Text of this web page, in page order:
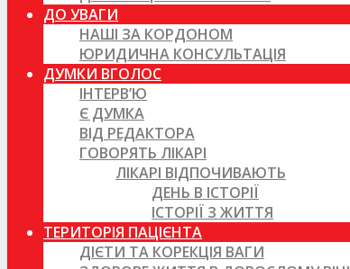
ДО УВАГИ
НАШІ ЗА КОРДОНОМ
ЮРИДИЧНА КОНСУЛЬТАЦІЯ
ДУМКИ ВГОЛОС
ІНТЕРВ’Ю
Є ДУМКА
ВІД РЕДАКТОРА
ГОВОРЯТЬ ЛІКАРІ
ЛІКАРІ ВІДПОЧИВАЮТЬ
ДЕНЬ В ІСТОРІЇ
ІСТОРІЇ З ЖИТТЯ
ТЕРИТОРІЯ ПАЦІЄНТА
ДІЄТИ ТА КОРЕКЦІЯ ВАГИ